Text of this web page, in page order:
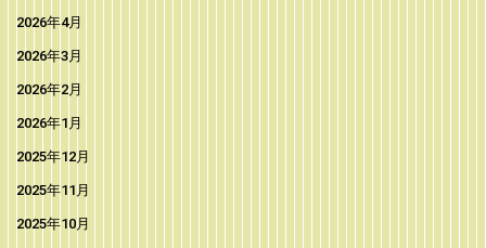
2026年4月
2026年3月
2026年2月
2026年1月
2025年12月
2025年11月
2025年10月